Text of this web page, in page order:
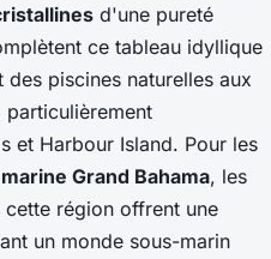
d'une pureté
ce tableau idyllique
piscines naturelles aux
particulièrement
et Harbour Island. Pour les
Grand Bahama, les
région offrent une
un monde sous-marin